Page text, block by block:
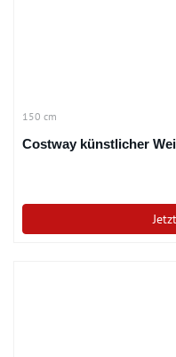
150 cm
Costway künstlicher